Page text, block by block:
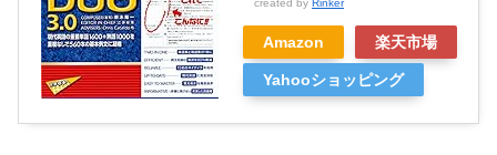
Amazon 楽天市場
Yahooショッピング